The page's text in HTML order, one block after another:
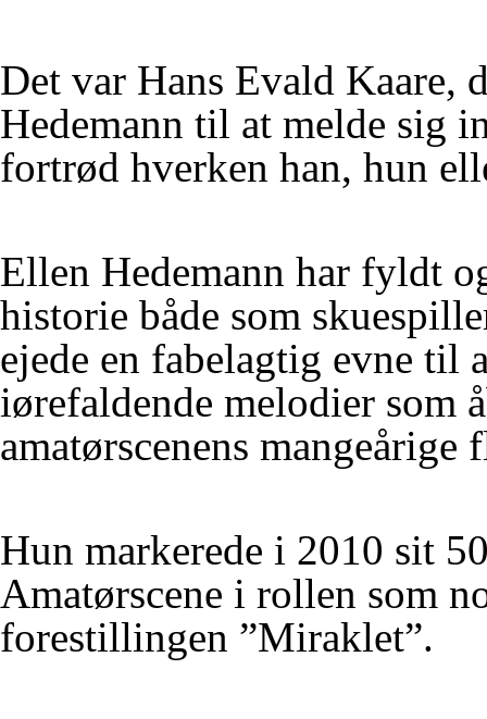
Det var Hans Evald Kaare,
Hedemann til at melde sig
fortrød hverken han, hun
Ellen Hedemann har fyldt
historie både som
ejede en fabelagtig evne til
iørefaldende melodier som
amatørscenens
Hun markerede i 2010 sit
Amatørscene i rollen som
forestillingen ”Miraklet”.